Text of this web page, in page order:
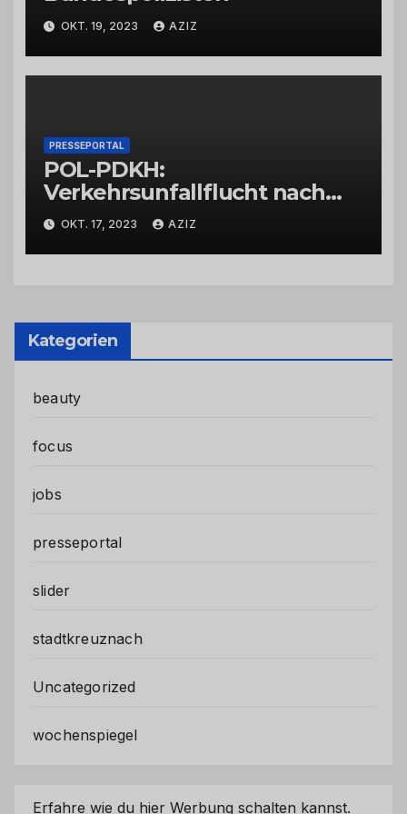
OKT. 19, 2023 AZIZ
PRESSEPORTAL
POL-PDKH:
Verkehrsunfallflucht nach
Abbiegevorgang
OKT. 17, 2023 AZIZ
Kategorien
beauty
focus
jobs
presseportal
slider
stadtkreuznach
Uncategorized
wochenspiegel
Erfahre wie du hier Werbung schalten kannst.